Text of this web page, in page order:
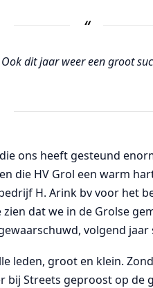
Ook dit jaar weer een groot
ons heeft gesteund
die HV Grol een warm
H. Arink bv voor het
dat we in de Grolse
volgend
leden, groot en klein.
Streets geproost op de